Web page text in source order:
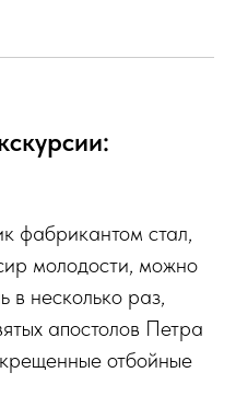
фабрикантом стал,
молодости, можно
в несколько раз,
апостолов Петра
отбойные